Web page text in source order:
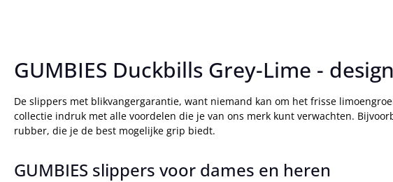
GUMBIES Duckbills Grey-Lime -
De slippers met blikvangergarantie, want niemand kan om het frisse
collectie indruk met alle voordelen die je van ons merk kunt verwachten.
rubber, die je de best mogelijke grip biedt.
GUMBIES slippers voor dames en heren